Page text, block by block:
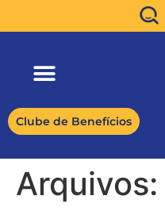
Clube de Benefícios
Arquivos: